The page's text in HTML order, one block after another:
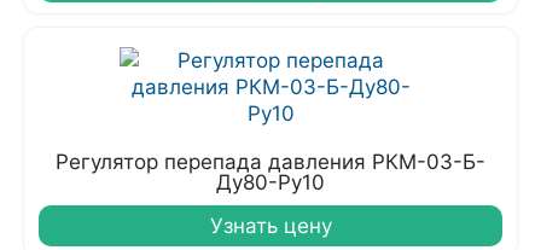
Регулятор перепада давления РКМ-03-Б-
Ду80-Ру10
Узнать цену